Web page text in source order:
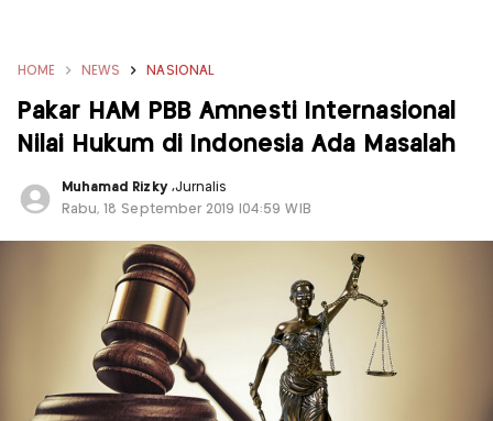
HOME NEWS NASIONAL
Pakar HAM PBB Amnesti Internasional
Nilai Hukum di Indonesia Ada Masalah
Muhamad Rizky ,Jurnalis
Rabu, 18 September 2019 |04:59 WIB